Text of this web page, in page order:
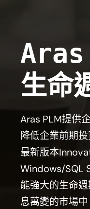
Aras
生命
Aras PLM提供
降低企業前期
最新版本
Windows/SQL
能強大的生命
息萬變的市場